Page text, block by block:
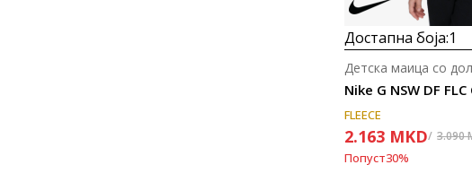
Достапна боја:1
Nike G NSW DF FLC
Детска маица со
FLEECE
2.163 MKD 3.090
Попуст30%